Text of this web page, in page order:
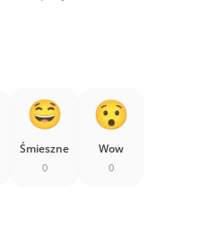
Śmieszne
0
Wow
0